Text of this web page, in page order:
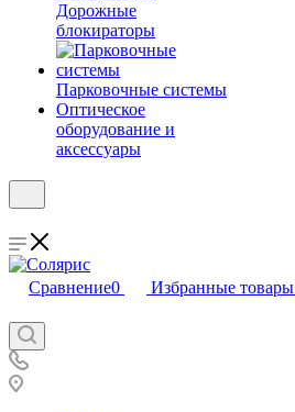
Дорожные
блокираторы
Парковочные системы
Оптическое
оборудование и
аксессуары
Сравнение0 Избранные товары